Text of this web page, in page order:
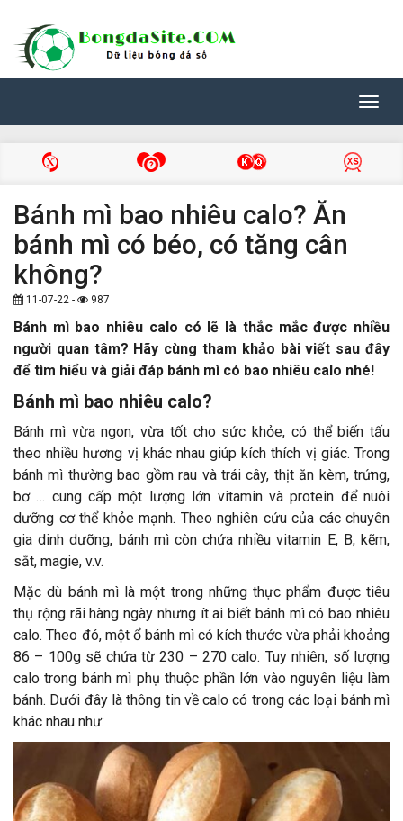
Bánh mì bao nhiêu calo? Ăn
bánh mì có béo, có tăng cân
không?
11-07-22 - 987
Bánh mì bao nhiêu calo có lẽ là thắc mắc được nhiều
người quan tâm? Hãy cùng tham khảo bài viết sau đây
để tìm hiểu và giải đáp bánh mì có bao nhiêu calo nhé!
Bánh mì bao nhiêu calo?
Bánh mì vừa ngon, vừa tốt cho sức khỏe, có thể biến tấu
theo nhiều hương vị khác nhau giúp kích thích vị giác. Trong
bánh mì thường bao gồm rau và trái cây, thịt ăn kèm, trứng,
bơ … cung cấp một lượng lớn vitamin và protein để nuôi
dưỡng cơ thể khỏe mạnh. Theo nghiên cứu của các chuyên
gia dinh dưỡng, bánh mì còn chứa nhiều vitamin E, B, kẽm,
sắt, magie, v.v.
Mặc dù bánh mì là một trong những thực phẩm được tiêu
thụ rộng rãi hàng ngày nhưng ít ai biết bánh mì có bao nhiêu
calo. Theo đó, một ổ bánh mì có kích thước vừa phải khoảng
86 – 100g sẽ chứa từ 230 – 270 calo. Tuy nhiên, số lượng
calo trong bánh mì phụ thuộc phần lớn vào nguyên liệu làm
bánh. Dưới đây là thông tin về calo có trong các loại bánh mì
khác nhau như: